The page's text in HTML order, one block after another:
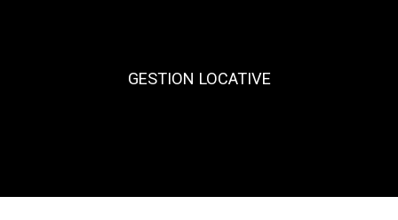
GESTION LOCATIVE